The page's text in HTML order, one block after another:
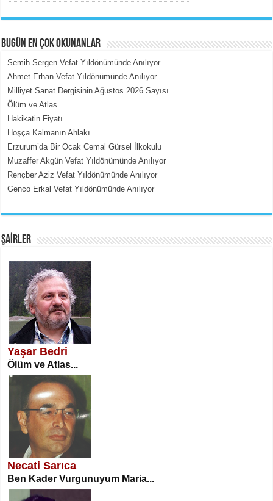
MEHMET ÇOBAN
İçerdeki Put Dışardaki Maskeler...
SATILMIŞ ÜMİT ÇETİNKAYA
Erkenlik...
NECLA DİLEK ARSLAN
Öğretmenler Günü Mahkemesi...
BUGÜN EN ÇOK OKUNANLAR
Semih Sergen Vefat Yıldönümünde Anılıyor
Ahmet Erhan Vefat Yıldönümünde Anılıyor
Milliyet Sanat Dergisinin Ağustos 2026 Sayısı
Ölüm ve Atlas
Hakikatin Fiyatı
Hoşça Kalmanın Ahlakı
Erzurum’da Bir Ocak Cemal Gürsel İlkokulu
Muzaffer Akgün Vefat Yıldönümünde Anılıyor
Rençber Aziz Vefat Yıldönümünde Anılıyor
Genco Erkal Vefat Yıldönümünde Anılıyor
ŞAİRLER
Yaşar Bedri
Ölüm ve Atlas...
Necati Sarıca
Ben Kader Vurgunuyum Maria...